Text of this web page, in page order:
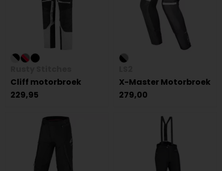
Cliff motorbroek
229,95
X-Master Motorbroek
279,00